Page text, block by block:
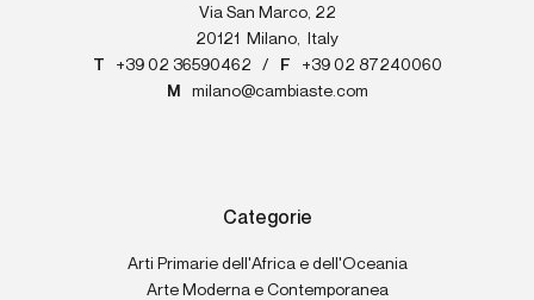
Via San Marco, 22
20121
Milano,
Italy
T
+39 02 36590462 / F
+39 02 87240060
M
milano@cambiaste.com
Categorie
Arti Primarie dell'Africa e dell'Oceania
Arte Moderna e Contemporanea